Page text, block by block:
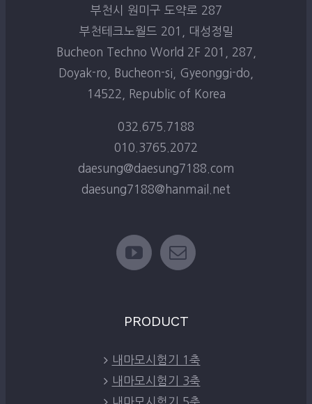
부천시 원미구 도약로 287
부천테크노월드 201, 대성정밀
Bucheon Techno World 2F 201, 287,
Doyak-ro, Bucheon-si, Gyeonggi-do,
14522, Republic of Korea
032.675.7188
010.3765.2072
daesung@daesung7188.com
daesung7188@hanmail.net
PRODUCT
내마모시험기 1축
내마모시험기 3축
내마모시험기 5축